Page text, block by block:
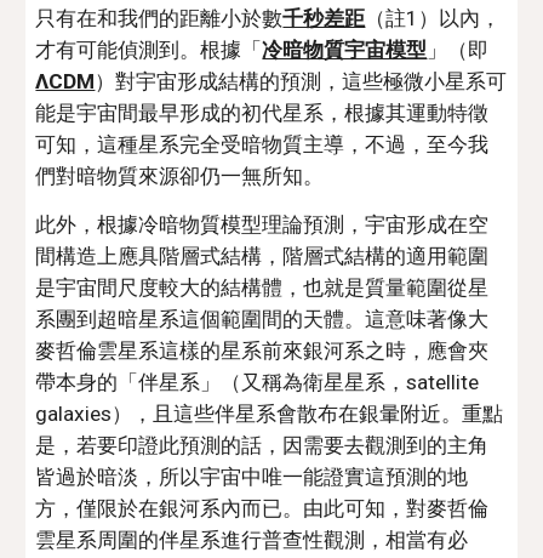
只有在和我們的距離小於數千秒差距 （註1）以內，
才有可能偵測到。根據「冷暗物質宇宙模型 」（即
ΛCDM）對宇宙形成結構的預測，這些極微小星系可
能是宇宙間最早形成的初代星系，根據其運動特徵
可知，這種星系完全受暗物質主導，不過，至今我
們對暗物質來源卻仍一無所知。
此外，根據冷暗物質模型理論預測，宇宙形成在空
間構造上應具階層式結構，階層式結構的適用範圍
是宇宙間尺度較大的結構體，也就是質量範圍從星
系團到超暗星系這個範圍間的天體。這意味著像大
麥哲倫雲星系這樣的星系前來銀河系之時，應會夾
帶本身的「伴星系」（又稱為衛星星系，satellite
galaxies），且這些伴星系會散布在銀暈附近。重點
是，若要印證此預測的話，因需要去觀測到的主角
皆過於暗淡，所以宇宙中唯一能證實這預測的地
方，僅限於在銀河系內而已。由此可知，對麥哲倫
雲星系周圍的伴星系進行普查性觀測，相當有必